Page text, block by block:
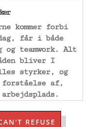
kommer forbi
får i både
teamwork. Alt
bliver I
styrker, og
forståelse af,
REFUSE